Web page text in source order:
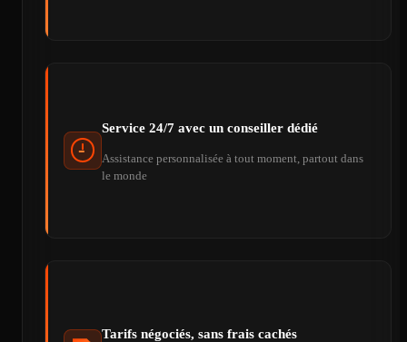
Service 24/7 avec un conseiller dédié
Assistance personnalisée à tout moment, partout dans
le monde
Tarifs négociés, sans frais cachés